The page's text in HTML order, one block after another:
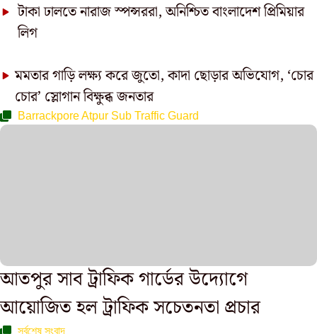
টাকা ঢালতে নারাজ স্পন্সররা, অনিশ্চিত বাংলাদেশ প্রিমিয়ার
লিগ
মমতার গাড়ি লক্ষ্য করে জুতো, কাদা ছোড়ার অভিযোগ, ‘চোর
চোর’ স্লোগান বিক্ষুব্ধ জনতার
Barrackpore Atpur Sub Traffic Guard
আতপুর সাব ট্রাফিক গার্ডের উদ্যোগে
আয়োজিত হল ট্রাফিক সচেতনতা প্রচার
সর্বশেষ সংবাদ